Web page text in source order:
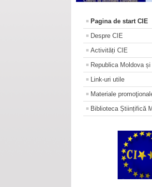
Pagina de start CIE
Despre CIE
Activități CIE
Republica Moldova și
Link-uri utile
Materiale
Biblioteca Științifică